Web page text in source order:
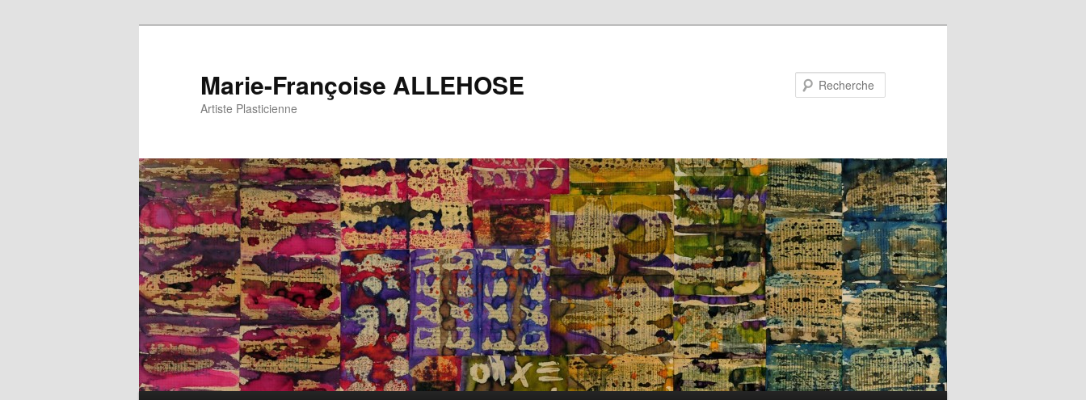
Marie-Françoise ALLEHOSE
Artiste Plasticienne